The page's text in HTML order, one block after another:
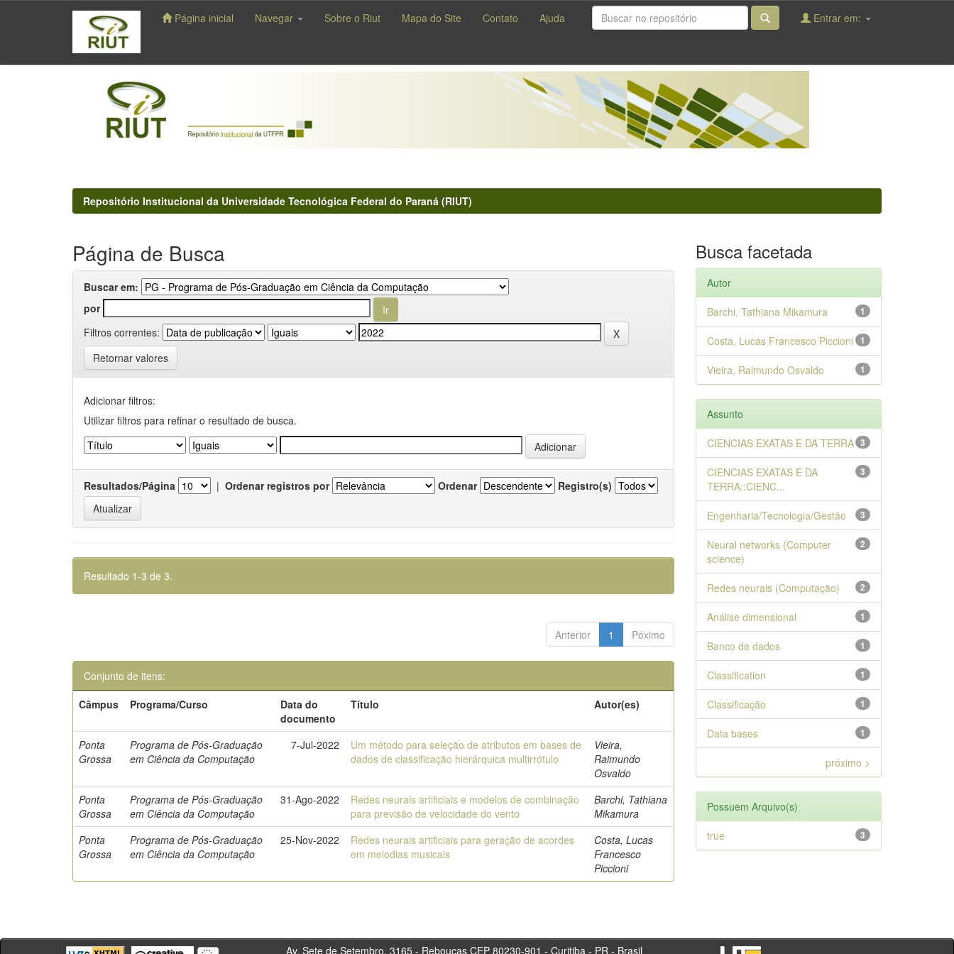
navigation
Página inicial Navegar Sobre o Riut Mapa do Site Contato Ajuda Entrar em:
Repositório Institucional da Universidade Tecnológica Federal do Paraná (RIUT)
Página de Busca
Buscar em:
por
Filtros correntes:
Retornar valores
Adicionar filtros:
Utilizar filtros para refinar o resultado de busca.
Resultados/Página | Ordenar registros por Ordenar Registro(s)
Resultado 1-3 de 3.
Anterior 1 Póximo
Conjunto de itens:
Câmpus
Programa/Curso
Data do
documento
Título Autor(es)
Ponta
Grossa
Programa de Pós-Graduação
em Ciência da Computação
7-Jul-2022
Um método para seleção de atributos em bases de
dados de classificação hierárquica multirrótulo
Vieira,
Raimundo
Osvaldo
Ponta
Grossa
Programa de Pós-Graduação
em Ciência da Computação
31-Ago-2022
Redes neurais artificiais e modelos de combinação
para previsão de velocidade do vento
Barchi, Tathiana
Mikamura
Ponta
Grossa
Programa de Pós-Graduação
em Ciência da Computação
25-Nov-2022
Redes neurais artificiais para geração de acordes
em melodias musicais
Costa, Lucas
Francesco
Piccioni
Busca facetada
Autor
1
Barchi, Tathiana Mikamura
1
Costa, Lucas Francesco Piccioni
1
Vieira, Raimundo Osvaldo
Assunto
3
CIENCIAS EXATAS E DA TERRA
3
CIENCIAS EXATAS E DA
TERRA::CIENC...
3
Engenharia/Tecnologia/Gestão
2
Neural networks (Computer
science)
2
Redes neurais (Computação)
1
Análise dimensional
1
Banco de dados
1
Classification
1
Classificação
1
Data bases
próximo >
Possuem Arquivo(s)
3
true
Av. Sete de Setembro, 3165 - Rebouças CEP 80230-901 - Curitiba - PR - Brasil